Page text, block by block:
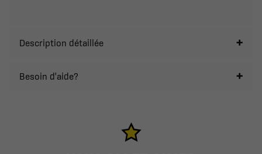
Description détaillée
Besoin d'aide?